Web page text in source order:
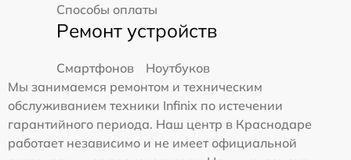
Способы оплаты
Ремонт устройств
Смартфонов
Ноутбуков
Мы занимаемся ремонтом и техническим
обслуживанием техники Infinix по истечении
гарантийного периода. Наш центр в Краснодаре
работает независимо и не имеет официальной